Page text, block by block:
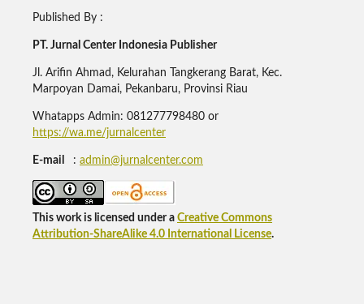
Published By :
PT. Jurnal Center Indonesia Publisher
Jl. Arifin Ahmad, Kelurahan Tangkerang Barat, Kec.
Marpoyan Damai, Pekanbaru, Provinsi Riau
Whatapps Admin: 081277798480 or
https://wa.me/jurnalcenter
E-mail : admin@jurnalcenter.com
This work is licensed under a Creative Commons
Attribution-ShareAlike 4.0 International License.